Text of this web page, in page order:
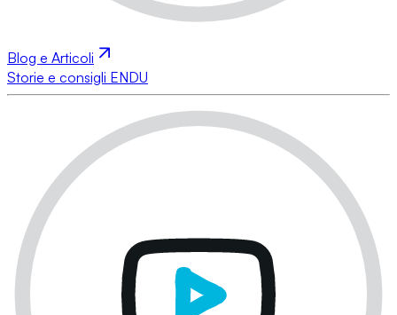
Blog e Articoli
Storie e consigli ENDU